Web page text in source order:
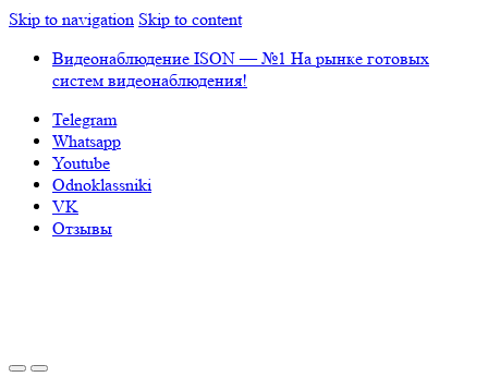
Skip to navigation Skip to content
Видеонаблюдение ISON — №1 На рынке готовых
систем видеонаблюдения!
Telegram
Whatsapp
Youtube
Odnoklassniki
VK
Отзывы